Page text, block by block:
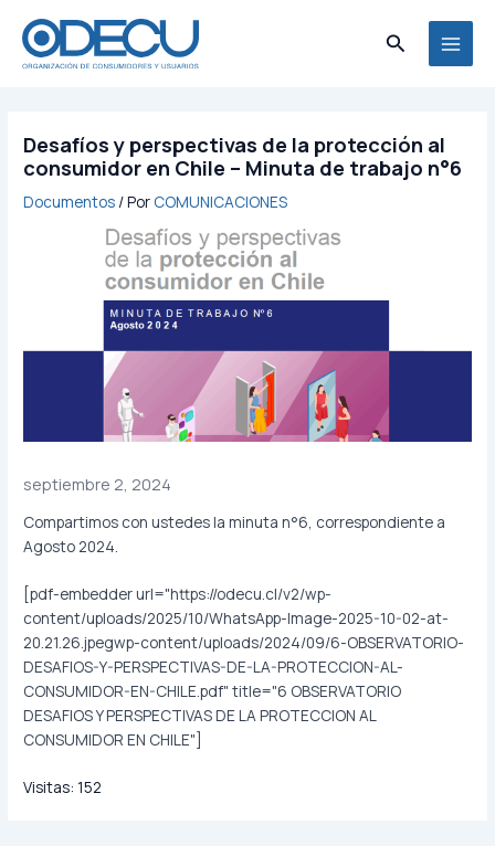
contenido
Buscar
Desafíos y perspectivas de la protección al
consumidor en Chile – Minuta de trabajo n°6
Documentos / Por COMUNICACIONES
septiembre 2, 2024
Compartimos con ustedes la minuta n°6, correspondiente a
Agosto 2024.
[pdf-embedder url="https://odecu.cl/v2/wp-
content/uploads/2025/10/WhatsApp-Image-2025-10-02-at-
20.21.26.jpegwp-content/uploads/2024/09/6-OBSERVATORIO-
DESAFIOS-Y-PERSPECTIVAS-DE-LA-PROTECCION-AL-
CONSUMIDOR-EN-CHILE.pdf" title="6 OBSERVATORIO
DESAFIOS Y PERSPECTIVAS DE LA PROTECCION AL
CONSUMIDOR EN CHILE"]
Visitas: 152